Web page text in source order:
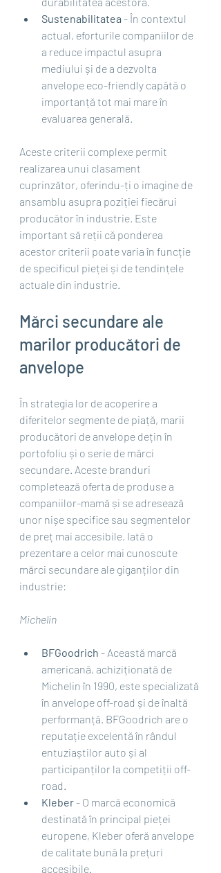
Sustenabilitatea - În contextul
actual, eforturile companiilor de
a reduce impactul asupra
mediului și de a dezvolta
anvelope eco-friendly capătă o
importanță tot mai mare în
evaluarea generală.
Aceste criterii complexe permit
realizarea unui clasament
cuprinzător, oferindu-ți o imagine de
ansamblu asupra poziției fiecărui
producător în industrie. Este
important să reții că ponderea
acestor criterii poate varia în funcție
de specificul pieței și de tendințele
actuale din industrie.
Mărci secundare ale
marilor producători de
anvelope
În strategia lor de acoperire a
diferitelor segmente de piață, marii
producători de anvelope dețin în
portofoliu și o serie de mărci
secundare. Aceste branduri
completează oferta de produse a
companiilor-mamă și se adresează
unor nișe specifice sau segmentelor
de preț mai accesibile. Iată o
prezentare a celor mai cunoscute
mărci secundare ale giganților din
industrie:
Michelin
BFGoodrich - Această marcă
americană, achiziționată de
Michelin în 1990, este specializată
în anvelope off-road și de înaltă
performanță. BFGoodrich are o
reputație excelentă în rândul
entuziaștilor auto și al
participanților la competiții off-
road.
Kleber - O marcă economică
destinată în principal pieței
europene, Kleber oferă anvelope
de calitate bună la prețuri
accesibile.